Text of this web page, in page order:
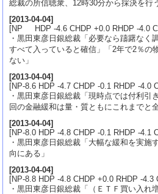
総裁の所信聴衆、12時30分から採決を行
[2013-04-04]
[NP HDP -4.6 CHDP +0.0 RHDP -4.0
・黒田東彦日銀総裁「必要なら躊躇なく
すべて入っていると確信」「2年で2％の
ない」
[2013-04-04]
[NP-8.6 HDP -4.7 CHDP -0.1 RHDP -4.0
・黒田東彦日銀総裁「現時点では付利引
回の金融緩和は量・質ともにこれまでと
[2013-04-04]
[NP-8.0 HDP -4.8 CHDP -0.1 RHDP -4.1
・黒田東彦日銀総裁「大幅な緩和を実施
向にある」
[2013-04-04]
[NP-8.8 HDP -4.8 CHDP +0.0 RHDP -4.3
・黒田東彦日銀総裁「（ＥＴＦ買い入れ